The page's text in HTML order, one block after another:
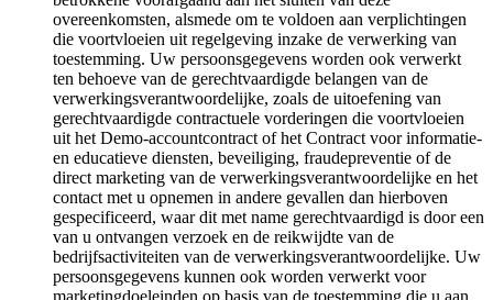
overeenkomsten, alsmede om te voldoen aan verplichtingen
die voortvloeien uit regelgeving inzake de verwerking van
toestemming. Uw persoonsgegevens worden ook verwerkt
ten behoeve van de gerechtvaardigde belangen van de
verwerkingsverantwoordelijke, zoals de uitoefening van
gerechtvaardigde contractuele vorderingen die voortvloeien
uit het Demo-accountcontract of het Contract voor informatie-
en educatieve diensten, beveiliging, fraudepreventie of de
direct marketing van de verwerkingsverantwoordelijke en het
contact met u opnemen in andere gevallen dan hierboven
gespecificeerd, waar dit met name gerechtvaardigd is door een
van u ontvangen verzoek en de reikwijdte van de
bedrijfsactiviteiten van de verwerkingsverantwoordelijke. Uw
persoonsgegevens kunnen ook worden verwerkt voor
marketingdoeleinden op basis van de toestemming die u aan